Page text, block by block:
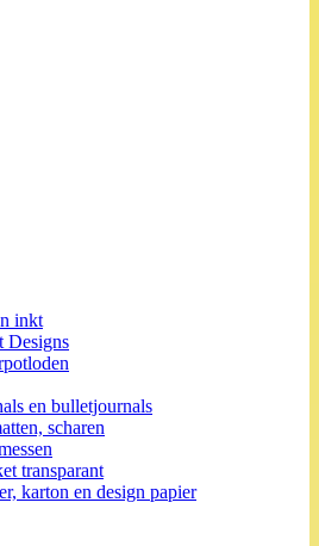
inkt
Designs
en bulletjournals
scharen
transparant
karton en design papier